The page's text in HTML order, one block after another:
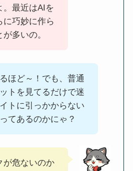
。最近はAIを
に巧妙に作ら
多いの。
ほど～！でも、普通
トを見てるだけで迷
トに引っかからない
てあるのかにゃ？
が危ないのか